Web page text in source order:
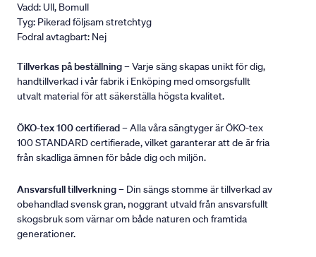
Vadd: Ull, Bomull
Tyg: Pikerad följsam stretchtyg
Fodral avtagbart: Nej
Tillverkas på beställning– Varje säng skapas unikt för dig,
handtillverkad i vår fabrik i Enköping med omsorgsfullt
utvalt material för att säkerställa högsta kvalitet.
ÖKO-tex 100 certifierad– Alla våra sängtyger är ÖKO-tex
100 STANDARD certifierade, vilket garanterar att de är fria
från skadliga ämnen för både dig och miljön.
Ansvarsfull tillverkning– Din sängs stomme är tillverkad av
obehandlad svensk gran, noggrant utvald från ansvarsfullt
skogsbruk som värnar om både naturen och framtida
generationer.